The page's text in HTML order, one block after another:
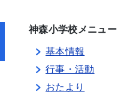
神森小学校メニュー
基本情報
行事・活動
おたより